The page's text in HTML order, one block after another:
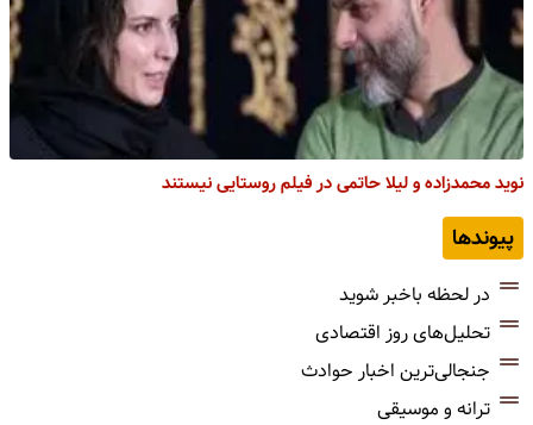
نوید محمدزاده و لیلا حاتمی در فیلم روستایی نیستند
پیوندها
در لحظه باخبر شوید
تحلیل‌های روز اقتصادی
جنجالی‌ترین اخبار حوادث
ترانه و موسیقی